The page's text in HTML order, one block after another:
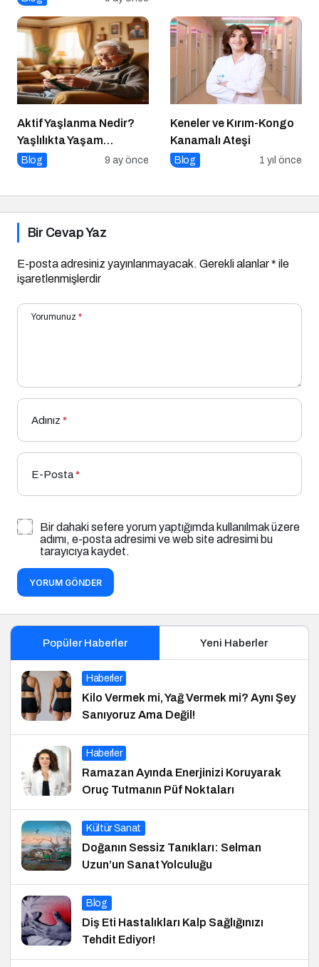
Aktif Yaşlanma Nedir?
Yaşlılıkta Yaşam
Kalitesini Artırmanın
Blog 9 ay önce
Keneler ve Kırım-Kongo
Kanamalı Ateşi
Blog 1 yıl önce
Bir Cevap Yaz
E-posta adresiniz yayınlanmayacak. Gerekli alanlar* ile
işaretlenmişlerdir
Yorumunuz *
Adınız *
E-Posta*
Bir dahaki sefere yorum yaptığımda kullanılmak üzere
adımı, e-posta adresimi ve web site adresimi bu
tarayıcıya kaydet.
YORUM GÖNDER
Popüler Haberler Yeni Haberler
Haberler
Kilo Vermek mi, Yağ Vermek mi? Aynı Şey
Sanıyoruz Ama Değil!
Haberler
Ramazan Ayında Enerjinizi Koruyarak
Oruç Tutmanın Püf Noktaları
Kültür Sanat
Doğanın Sessiz Tanıkları: Selman
Uzun’un Sanat Yolculuğu
Blog
Diş Eti Hastalıkları Kalp Sağlığınızı
Tehdit Ediyor!